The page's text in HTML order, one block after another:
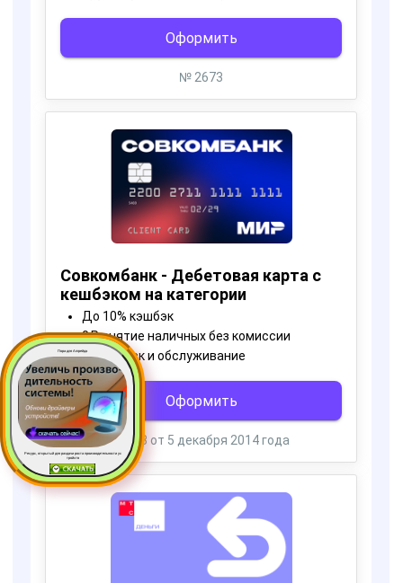
Пора для Апгрейда
Ресурс, открытый для раздачи роста производительности ус
тройств